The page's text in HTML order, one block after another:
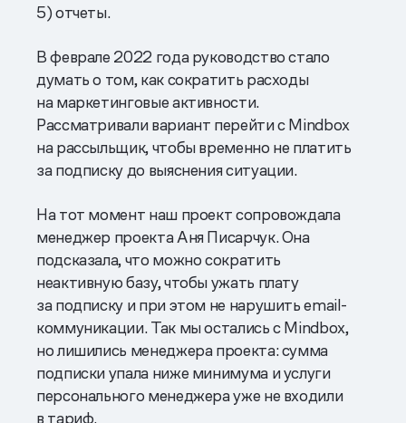
5) отчеты.
В феврале 2022 года руководство стало
думать о том, как сократить расходы
на маркетинговые активности.
Рассматривали вариант перейти с Mindbox
на рассыльщик, чтобы временно не платить
за подписку до выяснения ситуации.
На тот момент наш проект сопровождала
менеджер проекта Аня Писарчук. Она
подсказала, что можно сократить
неактивную базу, чтобы ужать плату
за подписку и при этом не нарушить email-
коммуникации. Так мы остались с Mindbox,
но лишились менеджера проекта: сумма
подписки упала ниже минимума и услуги
персонального менеджера уже не входили
в тариф.